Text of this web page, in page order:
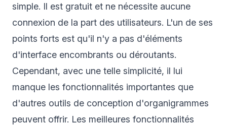
simple. Il est gratuit et ne nécessite aucune
connexion de la part des utilisateurs. L'un de ses
points forts est qu'il n'y a pas d'éléments
d'interface encombrants ou déroutants.
Cependant, avec une telle simplicité, il lui
manque les fonctionnalités importantes que
d'autres outils de conception d'organigrammes
peuvent offrir. Les meilleures fonctionnalités